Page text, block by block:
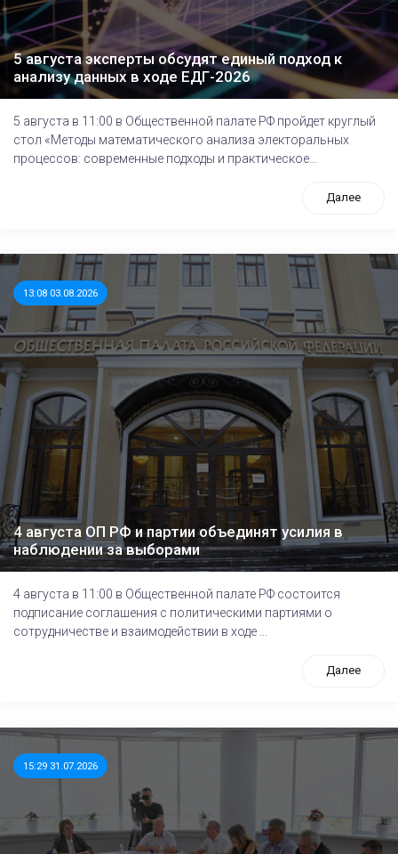
5 августа эксперты обсудят единый подход к
анализу данных в ходе ЕДГ-2026
5 августа в 11:00 в Общественной палате РФ пройдет круглый
стол «Методы математического анализа электоральных
процессов: современные подходы и практическое...
Далее
13:08 03.08.2026
4 августа ОП РФ и партии объединят усилия в
наблюдении за выборами
4 августа в 11:00 в Общественной палате РФ состоится
подписание соглашения с политическими партиями о
сотрудничестве и взаимодействии в ходе ...
Далее
15:29 31.07.2026